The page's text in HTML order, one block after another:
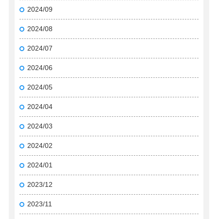
2024/09
2024/08
2024/07
2024/06
2024/05
2024/04
2024/03
2024/02
2024/01
2023/12
2023/11